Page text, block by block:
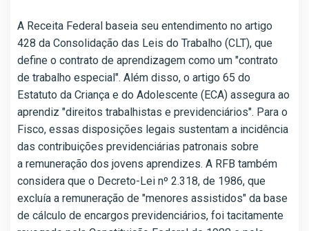
A Receita Federal baseia seu entendimento no artigo
428 da Consolidação das Leis do Trabalho (CLT), que
define o contrato de aprendizagem como um "contrato
de trabalho especial". Além disso, o artigo 65 do
Estatuto da Criança e do Adolescente (ECA) assegura ao
aprendiz "direitos trabalhistas e previdenciários". Para o
Fisco, essas disposições legais sustentam a incidência
das contribuições previdenciárias patronais sobre
a remuneração dos jovens aprendizes. A RFB também
considera que o Decreto-Lei nº 2.318, de 1986, que
excluía a remuneração de "menores assistidos" da base
de cálculo de encargos previdenciários, foi tacitamente